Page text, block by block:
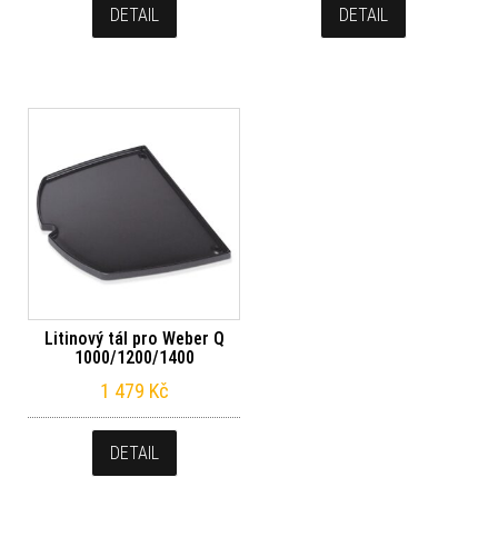
DETAIL DETAIL
Litinový tál pro Weber Q
1000/1200/1400
1 479 Kč
DETAIL